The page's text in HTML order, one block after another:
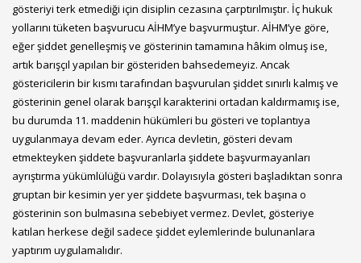
gösteriyi terk etmediği için disiplin cezasına çarptırılmıştır. İç hukuk
yollarını tüketen başvurucu AİHM’ye başvurmuştur. AİHM’ye göre,
eğer şiddet genelleşmiş ve gösterinin tamamına hâkim olmuş ise,
artık barışçıl yapılan bir gösteriden bahsedemeyiz. Ancak
göstericilerin bir kısmı tarafından başvurulan şiddet sınırlı kalmış ve
gösterinin genel olarak barışçıl karakterini ortadan kaldırmamış ise,
bu durumda 11. maddenin hükümleri bu gösteri ve toplantıya
uygulanmaya devam eder. Ayrıca devletin, gösteri devam
etmekteyken şiddete başvuranlarla şiddete başvurmayanları
ayrıştırma yükümlülüğü vardır. Dolayısıyla gösteri başladıktan sonra
gruptan bir kesimin yer yer şiddete başvurması, tek başına o
gösterinin son bulmasına sebebiyet vermez. Devlet, gösteriye
katılan herkese değil sadece şiddet eylemlerinde bulunanlara
yaptırım uygulamalıdır.